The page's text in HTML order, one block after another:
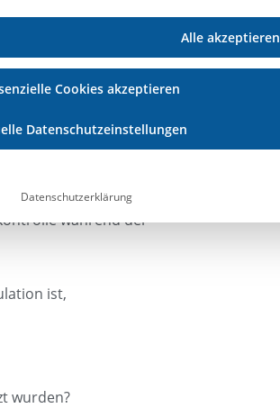
Projektüberwachung genutzt.
ändern können.
während der
ist,
wurden?
Alle akzeptieren
Cookies akzeptieren
Datenschutzeinstellungen
Datenschutzerklärung